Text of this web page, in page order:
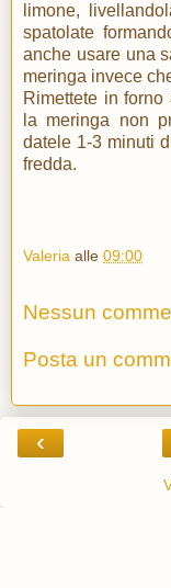
limone,
spatolate
anche usare una
meringa invece
Rimettete in
la meringa non
datele 1-3 minuti
fredda.
Valeria alle 09:00
Nessun
Posta un
‹